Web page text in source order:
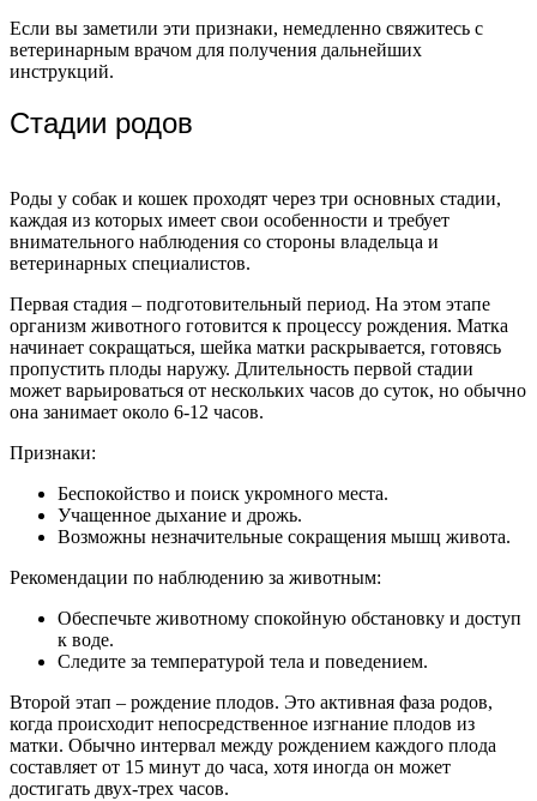
Если вы заметили эти признаки, немедленно свяжитесь с
ветеринарным врачом для получения дальнейших
инструкций.
Стадии родов
Роды у собак и кошек проходят через три основных стадии,
каждая из которых имеет свои особенности и требует
внимательного наблюдения со стороны владельца и
ветеринарных специалистов.
Первая стадия – подготовительный период. На этом этапе
организм животного готовится к процессу рождения. Матка
начинает сокращаться, шейка матки раскрывается, готовясь
пропустить плоды наружу. Длительность первой стадии
может варьироваться от нескольких часов до суток, но обычно
она занимает около 6-12 часов.
Признаки:
Беспокойство и поиск укромного места.
Учащенное дыхание и дрожь.
Возможны незначительные сокращения мышц живота.
Рекомендации по наблюдению за животным:
Обеспечьте животному спокойную обстановку и доступ
к воде.
Следите за температурой тела и поведением.
Второй этап – рождение плодов. Это активная фаза родов,
когда происходит непосредственное изгнание плодов из
матки. Обычно интервал между рождением каждого плода
составляет от 15 минут до часа, хотя иногда он может
достигать двух-трех часов.